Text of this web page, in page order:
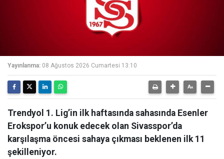
Yayınlanma: 08 Ağustos 2026 Cumartesi 13:10
Trendyol 1. Lig’in ilk haftasında sahasında Esenler
Erokspor’u konuk edecek olan Sivasspor’da
karşılaşma öncesi sahaya çıkması beklenen ilk 11
şekilleniyor.